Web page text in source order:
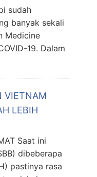
sudah
banyak sekali
Medicine
19. Dalam
VIETNAM
LEBIH
Saat ini
dibeberapa
pastinya rasa